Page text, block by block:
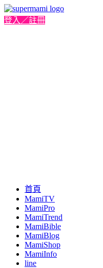
登入／註冊
首頁
MamiTV
MamiPro
MamiTrend
MamiBible
MamiBlog
MamiShop
MamiInfo
line